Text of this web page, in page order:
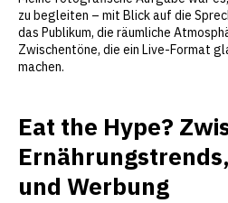
zu begleiten – mit Blick auf die
das Publikum, die räumliche
Zwischentöne, die ein Live-Format
machen.
Eat the Hype?
und Werbung